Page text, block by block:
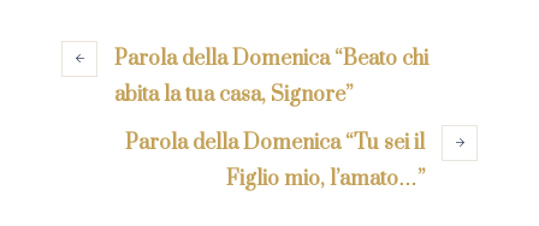
Parola della Domenica “Beato chi
abita la tua casa, Signore”
Parola della Domenica “Tu sei il
Figlio mio, l’amato…”